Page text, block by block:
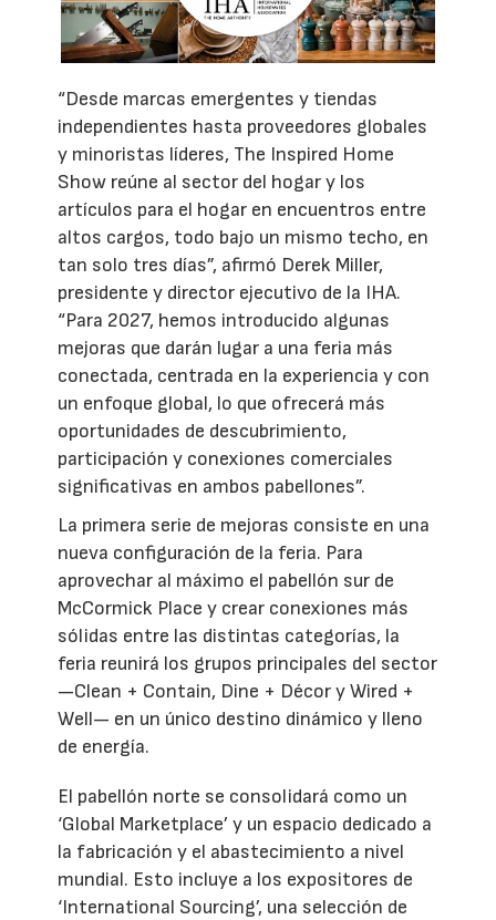
“Desde marcas emergentes y tiendas
independientes hasta proveedores globales
y minoristas líderes, The Inspired Home
Show reúne al sector del hogar y los
artículos para el hogar en encuentros entre
altos cargos, todo bajo un mismo techo, en
tan solo tres días”, afirmó Derek Miller,
presidente y director ejecutivo de la IHA.
“Para 2027, hemos introducido algunas
mejoras que darán lugar a una feria más
conectada, centrada en la experiencia y con
un enfoque global, lo que ofrecerá más
oportunidades de descubrimiento,
participación y conexiones comerciales
significativas en ambos pabellones”.
La primera serie de mejoras consiste en una
nueva configuración de la feria. Para
aprovechar al máximo el pabellón sur de
McCormick Place y crear conexiones más
sólidas entre las distintas categorías, la
feria reunirá los grupos principales del sector
—Clean + Contain, Dine + Décor y Wired +
Well— en un único destino dinámico y lleno
de energía.
El pabellón norte se consolidará como un
‘Global Marketplace’ y un espacio dedicado a
la fabricación y el abastecimiento a nivel
mundial. Esto incluye a los expositores de
‘International Sourcing’, una selección de